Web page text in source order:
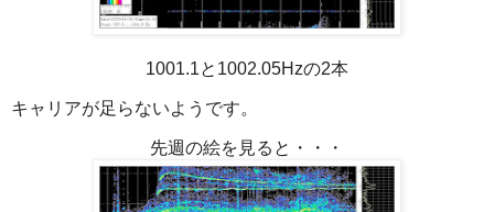
1001.1と1002.05Hzの2本
キャリアが足らないようです。
先週の絵を見ると・・・